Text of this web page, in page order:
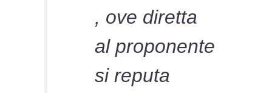
, ove diretta
al proponente
si reputa